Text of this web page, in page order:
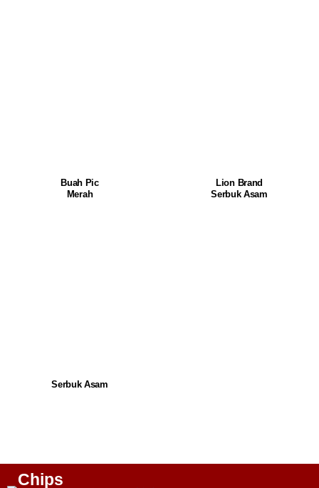
Buah Pic
Merah
Lion Brand
Serbuk Asam
Serbuk Asam
Chips